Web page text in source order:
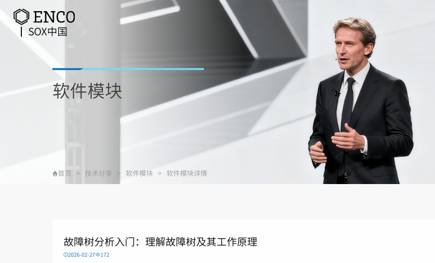
SOX中国
软件模块
首页 > 技术分享 > 软件模块 > 软件模块详情
故障树分析入门：理解故障树及其工作原理
2026-02-27 172